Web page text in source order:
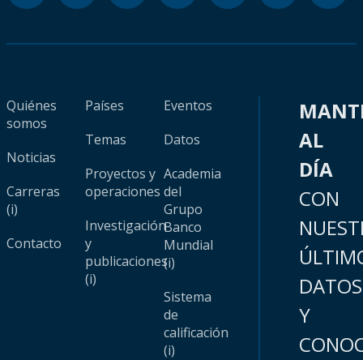
Quiénes
somos
Noticias
Carreras
(i)
Contacto
Países
Temas
Proyectos y
operaciones
Investigación
y
publicaciones
(i)
Eventos
Datos
Academia
del
Grupo
Banco
Mundial
(i)
Sistema
de
calificación
(i)
AL
DÍA
CON
DATOS
Y